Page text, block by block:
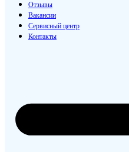
Отзывы
Вакансии
Сервисный центр
Контакты